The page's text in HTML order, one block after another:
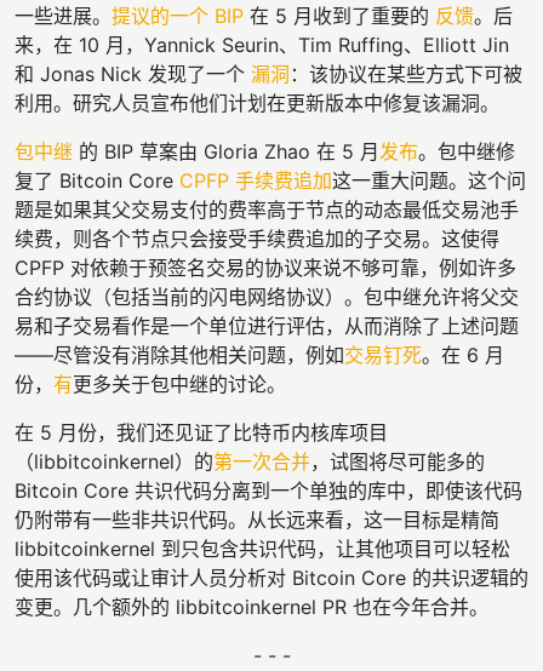
一些进展。 提议的一个 BIP 在 5 月收到了重要的 反馈。后
来，在 10 月，Yannick Seurin、Tim Ruffing、Elliott Jin
和 Jonas Nick 发现了一个 漏洞 ：该协议在某些方式下可被
利用。研究人员宣布他们计划在更新版本中修复该漏洞。
包中继 的 BIP 草案由 Gloria Zhao 在 5 月发布。包中继修
复了 Bitcoin Core CPFP 手续费追加这一重大问题。这个问
题是如果其父交易支付的费率高于节点的动态最低交易池手
续费，则各个节点只会接受手续费追加的子交易。这使得
CPFP 对依赖于预签名交易的协议来说不够可靠，例如许多
合约协议（包括当前的闪电网络协议）。包中继允许将父交
易和子交易看作是一个单位进行评估，从而消除了上述问题
——尽管没有消除其他相关问题，例如交易钉死。在 6 月
份， 有更多关于包中继的讨论。
在 5 月份，我们还见证了比特币内核库项目
（libbitcoinkernel）的第一次合并，试图将尽可能多的
Bitcoin Core 共识代码分离到一个单独的库中，即使该代码
仍附带有一些非共识代码。从长远来看，这一目标是精简
libbitcoinkernel 到只包含共识代码，让其他项目可以轻松
使用该代码或让审计人员分析对 Bitcoin Core 的共识逻辑的
变更。几个额外的 libbitcoinkernel PR 也在今年合并。
- - -